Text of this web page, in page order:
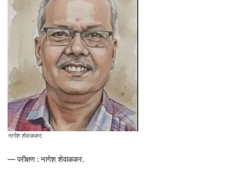
नागेश शेवाळकर.
— परीक्षण : नागेश शेवाळकर.